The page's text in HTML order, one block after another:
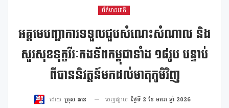
ព័ត៌មានជាតិ
អគ្គមេបញ្ជាការទទួលជួបសំណេះសំណាល និង
សួរសុខទុក្ខវីរៈកងទ័ពកម្ពុជាទាំង ១៨រូប បន្ទាប់
ពីបាននិវត្តន៍មកដល់មាតុភូមិវិញ
ដោយ ប្រុស អាន ចេញផ្សាយ ថ្ងៃទី 2 ខែ មករា ឆ្នាំ 2026